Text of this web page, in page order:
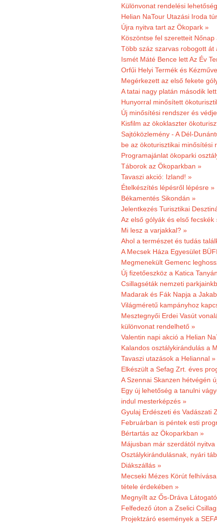
Különvonat rendelési
Helian NaTour Utazási Iroda
Újra nyitva tart az Ökopark »
Köszöntse fel szeretteit
Több száz szarvas robogott át
Ismét Máté Bence lett Az Év
Orfűi Helyi Termék és
Megérkezett az első fekete
A tatai nagy platán második
Hunyorral minősített
Új minősítési rendszer és
Kisfilm az ökoklaszter
Sajtóközlemény - A Dél-
be az ökoturisztikai minősítési
Programajánlat ökoparki
Táborok az Ökoparkban »
Tavaszi akció: Izland! »
Ételkészítés lépésről lépésre »
Békamentés Sikondán »
Jelentkezés Turisztikai
Az első gólyák és első fecskék
Mi lesz a varjakkal? »
Ahol a természet és tudás
A Mecsek Háza Egyesület
Megmenekült Gemenc
Új fizetőeszköz a Katica
Csillagséták nemzeti
Madarak és Fák Napja a
Világméretű kampányhoz
Mesztegnyői Erdei Vasút
különvonat rendelhető »
Valentin napi akció a Helian
Kalandos osztálykirándulás a
Tavaszi utazások a Heliannal »
Elkészült a Sefag Zrt. éves
A Szennai Skanzen hétvégén
Egy új lehetőség a tanulni
indul mesterképzés »
Gyulaj Erdészeti és Vadászati
Februárban is péntek esti
Bértartás az Ökoparkban »
Májusban már szerdától
Osztálykirándulásnak, nyári
Diákszállás »
Mecseki Mézes Körút
tétele érdekében »
Megnyílt az Ős-Dráva
Felfedező úton a Zselici
Projektzáró események a